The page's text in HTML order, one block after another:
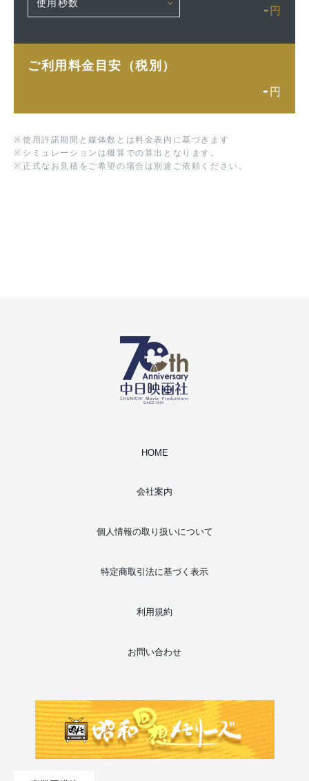
- 円
ご利用料金目安（税別）
- 円
※ 使用許諾期間と媒体数とは料金表内に基づきます
※ シミュレーションは概算での算出となります。
※ 正式なお見積をご希望の場合は別途ご依頼ください。
HOME
会社案内
個人情報の取り扱いについて
特定商取引法に基づく表示
利用規約
お問い合わせ